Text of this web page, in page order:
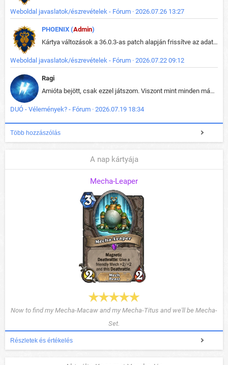
Weboldal javaslatok/észrevételek - Fórum · 2026.07.26 13:27
PHOENIX (Admin)
Kártya változások a 36.0.3-as patch alapján frissítve az adatbázisban (képek is cserélve).
Weboldal javaslatok/észrevételek - Fórum · 2026.07.22 09:12
Ragi
Amióta bejött, csak ezzel játszom. Viszont mint minden más - akár az alapjáték is, ez is baromira összetett lett. Néha már pár kör után is esélytelen az egész. Vagy irreállisan túltápol valaki, vagy lelép a partner, vagy csak hülye mint a segg. És amikor eljönne az én időm, na akkor jön el mindenki másé is. Engem jobban érdekelne, hogy ki milyen ratingen szokott játszani. Na ez lenne egy érdekes adat.
DUÓ - Vélemények? - Fórum · 2026.07.19 18:34
Több hozzászólás
A nap kártyája
Mecha-Leaper
Now to find my Mecha-Macaw and my Mecha-Titus and we'll be Mecha-
Set.
Részletek és értékelés